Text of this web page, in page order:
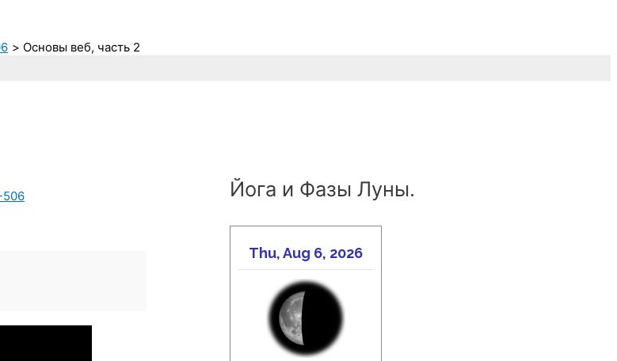
Основы веб, часть 2
506
Йога и Фазы Луны.